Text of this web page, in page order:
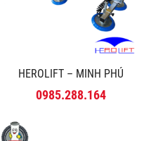
HEROLIFT – MINH PHÚ
0985.288.164